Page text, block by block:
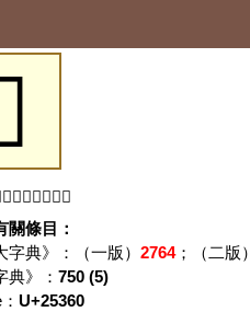
於本資料庫。
關條目：
字典》：（一版） 2764；（二版）
典》： 750 (5)
U+25360